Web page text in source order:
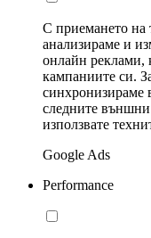
С приемането на
анализираме и
онлайн реклами,
кампаниите си.
синхронизираме
следните външни
използвате
Google Ads
Performance